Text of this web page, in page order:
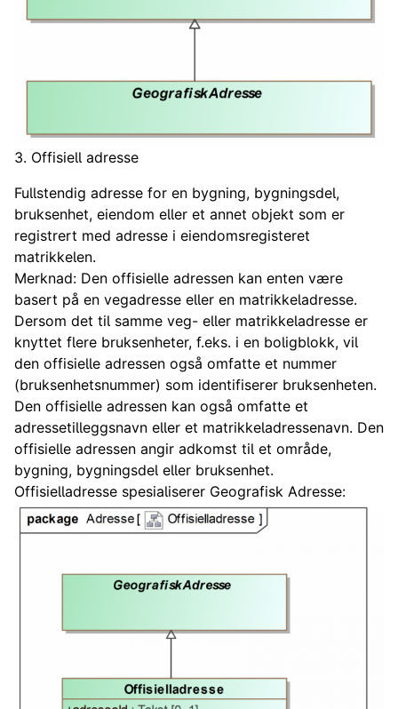
3. Offisiell adresse
Fullstendig adresse for en bygning, bygningsdel,
bruksenhet, eiendom eller et annet objekt som er
registrert med adresse i eiendomsregisteret
matrikkelen.
Merknad: Den offisielle adressen kan enten være
basert på en vegadresse eller en matrikkeladresse.
Dersom det til samme veg- eller matrikkeladresse er
knyttet flere bruksenheter, f.eks. i en boligblokk, vil
den offisielle adressen også omfatte et nummer
(bruksenhetsnummer) som identifiserer bruksenheten.
Den offisielle adressen kan også omfatte et
adressetilleggsnavn eller et matrikkeladressenavn. Den
offisielle adressen angir adkomst til et område,
bygning, bygningsdel eller bruksenhet.
Offisielladresse spesialiserer Geografisk Adresse: